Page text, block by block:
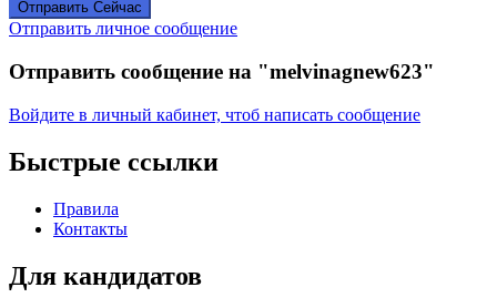
Отправить Сейчас
Отправить личное сообщение
Отправить сообщение на "melvinagnew623"
Войдите в личный кабинет, чтоб написать сообщение
Быстрые ссылки
Правила
Контакты
Для кандидатов